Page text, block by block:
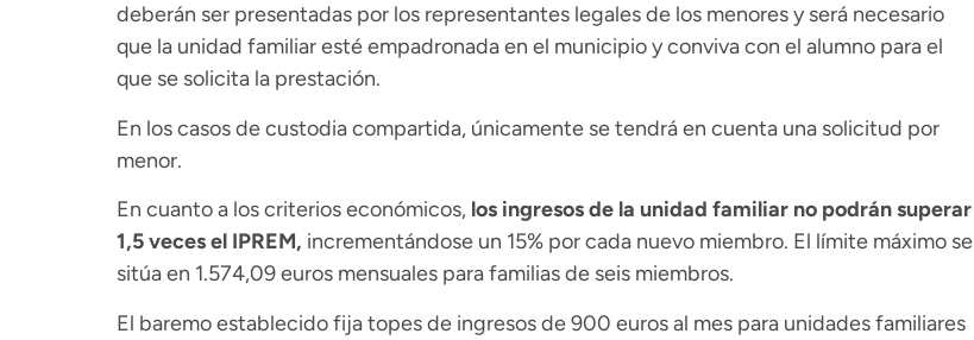
deberán ser presentadas por los representantes legales de los menores y será necesario
que la unidad familiar esté empadronada en el municipio y conviva con el alumno para el
que se solicita la prestación.
En los casos de custodia compartida, únicamente se tendrá en cuenta una solicitud por
menor.
En cuanto a los criterios económicos, los ingresos de la unidad familiar no podrán superar
1,5 veces el IPREM, incrementándose un 15% por cada nuevo miembro. El límite máximo se
sitúa en 1.574,09 euros mensuales para familias de seis miembros.
El baremo establecido fija topes de ingresos de 900 euros al mes para unidades familiares